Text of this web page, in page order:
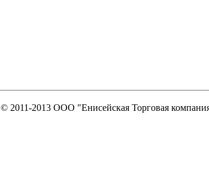
© 2011-2013 ООО "Енисейская Торговая